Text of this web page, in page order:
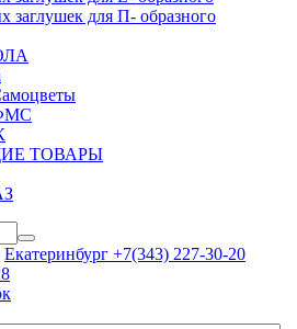
заглушек для П- образного
ТОВАРЫ
Екатеринбург +7(343) 227-30-20